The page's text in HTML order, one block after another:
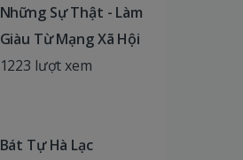
Những Sự Thật - Làm
Giàu Từ Mạng Xã Hội
1223 lượt xem
Bát Tự Hà Lạc